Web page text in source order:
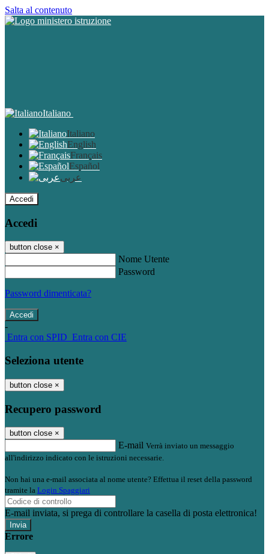
Salta al contenuto
Italiano
Italiano
English
Français
Español
عربى
Accedi
Accedi
button close ×
Nome Utente
Password
Password dimenticata?
-
Entra con SPID Entra con CIE
Seleziona utente
button close ×
Recupero password
button close ×
E-mail Verrà inviato un messaggio
all'indirizzo indicato con le istruzioni necessarie.
Non hai una e-mail associata al nome utente? Effettua il reset della password
tramite la Login Spaggiari
E-mail inviata, si prega di controllare la casella di posta elettronica!
Errore